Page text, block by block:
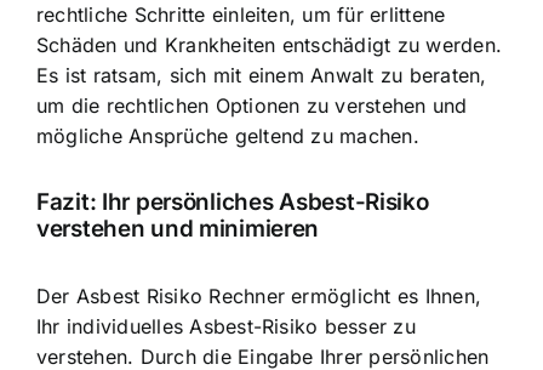
rechtliche Schritte einleiten, um für erlittene
Schäden und Krankheiten entschädigt zu werden.
Es ist ratsam, sich mit einem Anwalt zu beraten,
um die rechtlichen Optionen zu verstehen und
mögliche Ansprüche geltend zu machen.
Fazit: Ihr persönliches Asbest-Risiko
verstehen und minimieren
Der Asbest Risiko Rechner ermöglicht es Ihnen,
Ihr individuelles Asbest-Risiko besser zu
verstehen. Durch die Eingabe Ihrer persönlichen